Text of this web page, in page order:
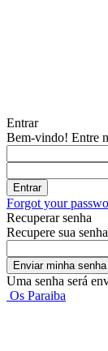
Entrar
Bem-vindo! Entre
Forgot your
Recuperar senha
Recupere sua senha
Uma senha será
Os Paraiba